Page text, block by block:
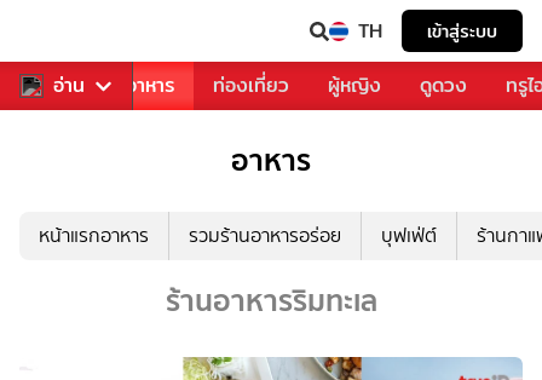
TH เข้าสู่ระบบ
อ่าน
การเพลง อาหาร ท่องเที่ยว ผู้หญิง ดูดวง ทรู
อาหาร
หน้าแรกอาหาร รวมร้านอาหารอร่อย บุฟเฟ่ต์ ร้านกา
ร้านอาหารริมทะเล